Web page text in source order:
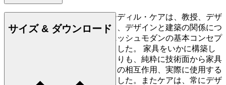
デンマークのデザイナー、ボーディル・ケアは、教授、デザ
イナーとして世界中を飛び回り、デザインと建築の関係につ
いての自身の知識を広め、デニッシュモダンの基本コンセプ
トの普及に大きく貢献してきました。 家具をいかに構築し
ていくかを優先し、フォルムよりも、純粋に技術面から家具
デザインを追求。モダン建築との相互作用、実際に使用する
人をコンセプトの核としていました。またケアは、常にデザ
サイズ & ダウンロード